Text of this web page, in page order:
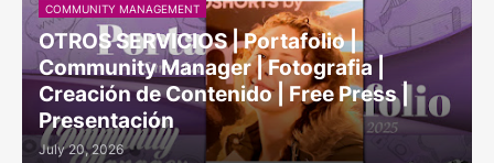
COMMUNITY MANAGEMENT
OTROS SERVICIOS | Portafolio |
Community Manager | Fotografia |
Creación de Contenido | Free Press |
Presentación
July 20, 2026